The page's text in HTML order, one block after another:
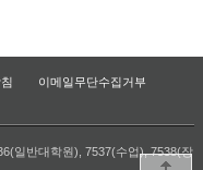
이메일무단수집거부
일반대학원), 7537(수업), 7538(장